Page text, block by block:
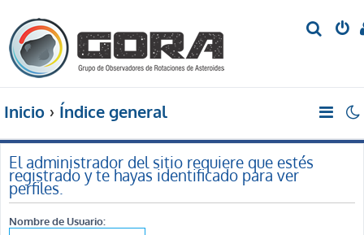
r
Inicio Índice general
El administrador del sitio requiere que estés
registrado y te hayas identificado para ver
perfiles.
Nombre de Usuario: